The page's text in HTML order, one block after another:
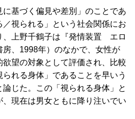
基づく偏見や差別」のことであ
視られる」という社会関係にお
、上野千鶴子は『発情装置 エロ
房、1998年）のなかで、女性が
望の対象として評価され、比較
れる身体」であることを早いう
じた。この「視られる身体」と
、現在は男女ともに降り注いでい